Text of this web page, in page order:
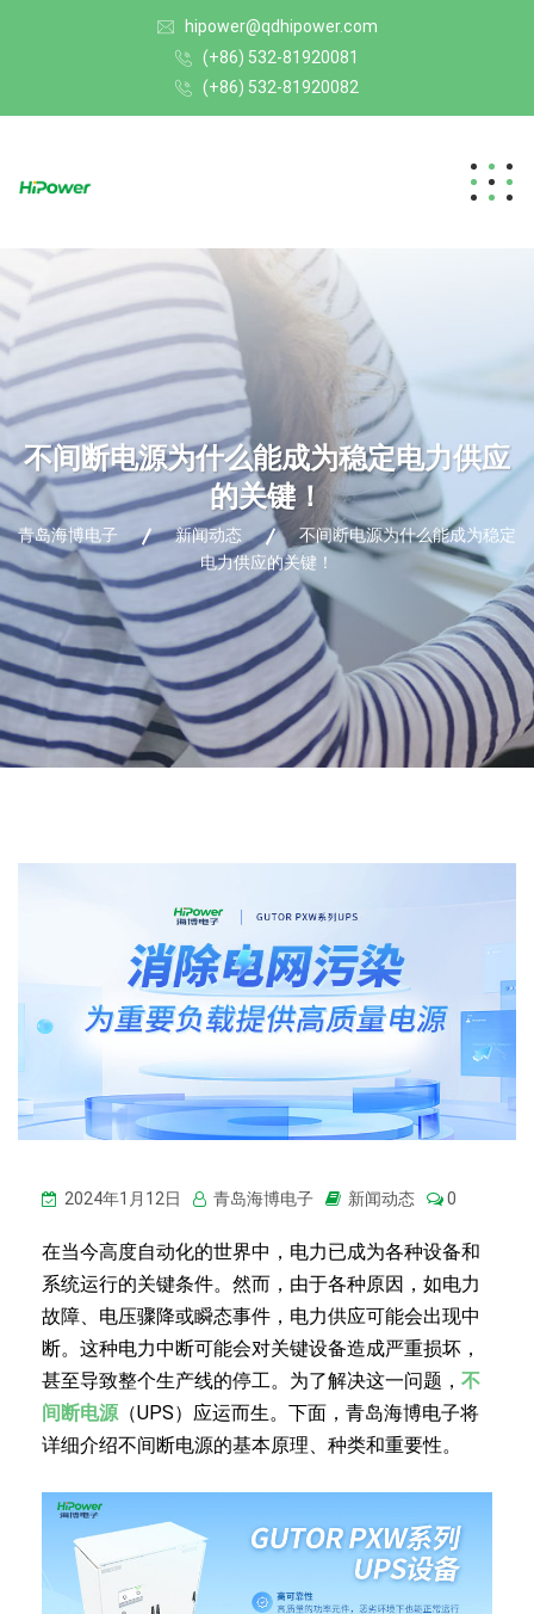
hipower@qdhipower.com
(+86) 532-81920081
(+86) 532-81920082
不间断电源为什么能成为稳定电力供应
的关键！
青岛海博电子 新闻动态
不间断电源为什么能成为稳定
电力供应的关键！
2024年1月12日 青岛海博电子 新闻动态 0
在当今高度自动化的世界中，电力已成为各种设备和
系统运行的关键条件。然而，由于各种原因，如电力
故障、电压骤降或瞬态事件，电力供应可能会出现中
断。这种电力中断可能会对关键设备造成严重损坏，
甚至导致整个生产线的停工。为了解决这一问题， 不
间断电源（UPS）应运而生。下面，青岛海博电子将
详细介绍不间断电源的基本原理、种类和重要性。